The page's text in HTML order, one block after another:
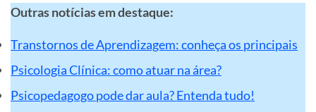
Outras notícias em destaque:
Transtornos de Aprendizagem: conheça os principais
Psicologia Clínica: como atuar na área?
Psicopedagogo pode dar aula? Entenda tudo!